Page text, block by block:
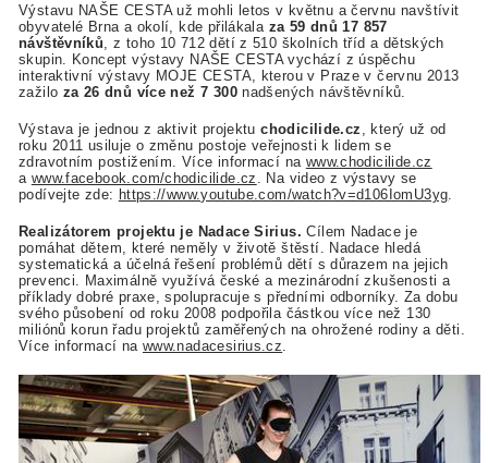
Výstavu NAŠE CESTA už mohli letos v květnu a červnu navštívit
obyvatelé Brna a okolí, kde přilákala za 59 dnů 17 857
návštěvníků , z toho 10 712 dětí z 510 školních tříd a dětských
skupin. Koncept výstavy NAŠE CESTA vychází z úspěchu
interaktivní výstavy MOJE CESTA, kterou v Praze v červnu 2013
zažilo za 26 dnů více než 7 300nadšených návštěvníků.
Výstava je jednou z aktivit projektuchodicilide.cz
, který už od
roku 2011 usiluje o změnu postoje veřejnosti k lidem se
zdravotním postižením. Více informací na www.chodicilide.cz
a www.facebook.com/chodicilide.cz
. Na video z výstavy se
podívejte zde: https://www.youtube.com/watch?v=d106IomU3yg
Realizátorem projektu je Nadace Sirius. Cílem Nadace je
pomáhat dětem, které neměly v životě štěstí. Nadace hledá
systematická a účelná řešení problémů dětí s důrazem na jejich
prevenci. Maximálně využívá české a mezinárodní zkušenosti a
příklady dobré praxe, spolupracuje s předními odborníky. Za dobu
svého působení od roku 2008 podpořila částkou více než 130
miliónů korun řadu projektů zaměřených na ohrožené rodiny a děti.
Více informací na www.nadacesirius.cz